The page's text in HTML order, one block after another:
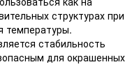
структурах при
температуры.
стабильность
для окрашенных